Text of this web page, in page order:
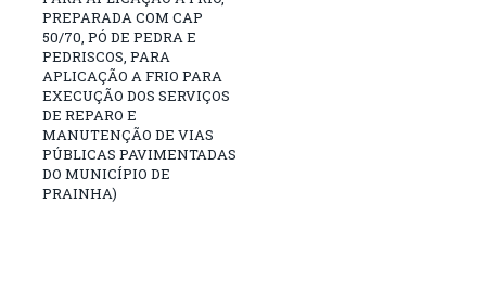
PREPARADA COM CAP
50/70, PÓ DE PEDRA E
PEDRISCOS, PARA
APLICAÇÃO A FRIO PARA
EXECUÇÃO DOS SERVIÇOS
DE REPARO E
MANUTENÇÃO DE VIAS
PÚBLICAS PAVIMENTADAS
DO MUNICÍPIO DE
PRAINHA)